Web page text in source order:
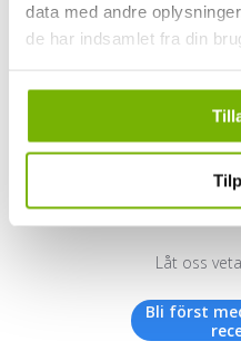
data med andre
de har indsamlet fra din
Vi letar
Låt oss
Bli först